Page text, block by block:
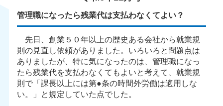
管理職になったら残業代は支払わなくてよい？
先日、創業５０年以上の歴史ある会社から就業規
則の見直し依頼がありました。いろいろと問題点は
ありましたが、特に気になったのは、管理職になっ
たら残業代を支払わなくてもよいと考えて、就業規
則で「課長以上には第●条の時間外労働は適用しな
い。」と規定していた点でした。